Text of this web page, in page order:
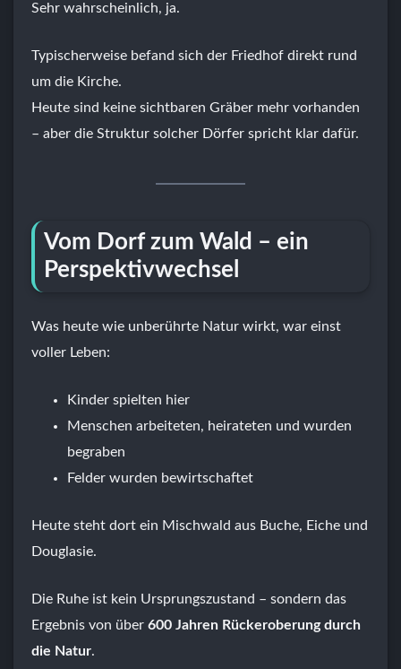
Sehr wahrscheinlich, ja.
Typischerweise befand sich der Friedhof direkt rund
um die Kirche.
Heute sind keine sichtbaren Gräber mehr vorhanden
– aber die Struktur solcher Dörfer spricht klar dafür.
Vom Dorf zum Wald – ein
Perspektivwechsel
Was heute wie unberührte Natur wirkt, war einst
voller Leben:
Kinder spielten hier
Menschen arbeiteten, heirateten und wurden
begraben
Felder wurden bewirtschaftet
Heute steht dort ein Mischwald aus Buche, Eiche und
Douglasie.
Die Ruhe ist kein Ursprungszustand – sondern das
Ergebnis von über 600 Jahren Rückeroberung durch
die Natur.